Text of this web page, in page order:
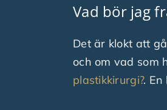
Vad bör jag
Det är klokt att
och om vad som
plastikkirurgi?.